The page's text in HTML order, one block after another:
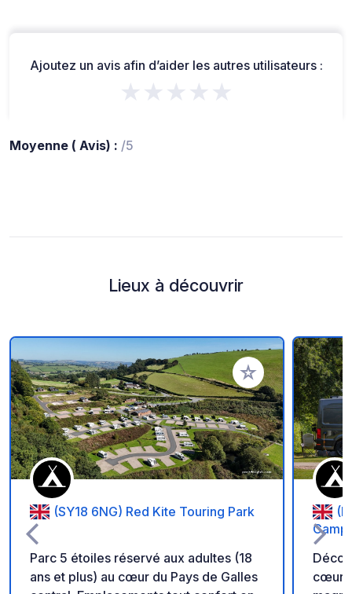
Ajoutez un avis afin d’aider les autres utilisateurs :
★★★★★
Moyenne ( Avis) : /5
Lieux à découvrir
Ajouter à vos
(SY18 6NG) Red Kite Touring Park
Parc 5 étoiles réservé aux adultes (18
ans et plus) au cœur du Pays de Galles
cœur du